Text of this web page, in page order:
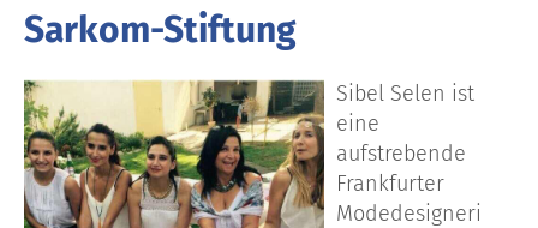
Sarkom-Stiftung
Sibel Selen ist
eine
aufstrebende
Frankfurter
Modedesigneri